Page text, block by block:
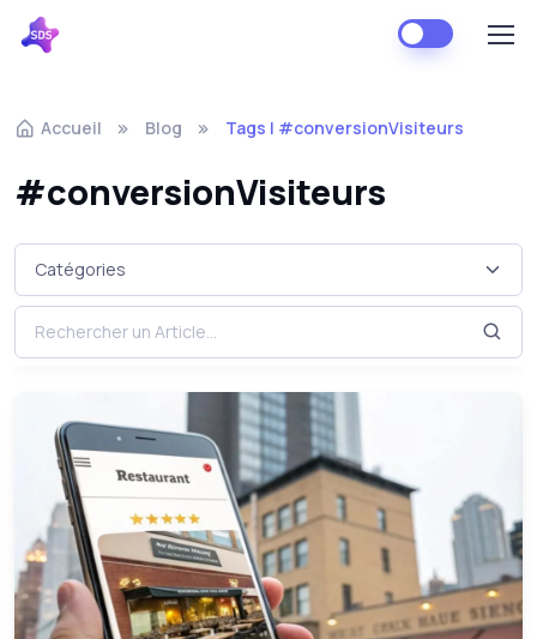
Accueil Blog Tags | #conversionVisiteurs
#conversionVisiteurs